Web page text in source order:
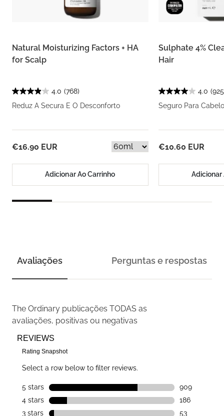
Natural Moisturizing Factors + HA
for Scalp
4.0 (768)
Reduz A Secura E O Desconforto
€16.90 EUR
Adicionar Ao Carrinho
Sulphate 4%
Hair
4.0
Seguro Para
€10.60 EUR
Adicionar
Avaliações Perguntas e respostas
The Ordinary publicações TODAS as
avaliações, positivas ou negativas